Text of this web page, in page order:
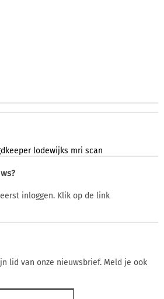
lodewijks mri scan
inloggen. Klik op de link
lid van onze nieuwsbrief. Meld je ook